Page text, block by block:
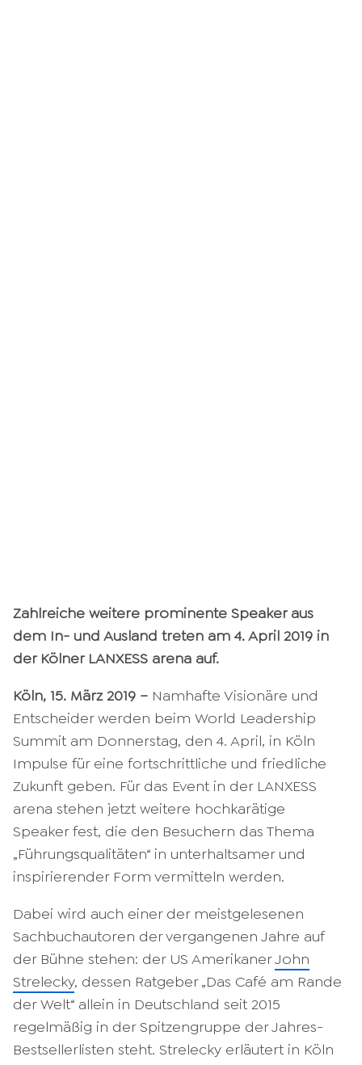
Zahlreiche weitere prominente Speaker aus
dem In- und Ausland treten am 4. April 2019 in
der Kölner LANXESS arena auf.
Köln, 15. März 2019 – Namhafte Visionäre und
Entscheider werden beim World Leadership
Summit am Donnerstag, den 4. April, in Köln
Impulse für eine fortschrittliche und friedliche
Zukunft geben. Für das Event in der LANXESS
arena stehen jetzt weitere hochkarätige
Speaker fest, die den Besuchern das Thema
„Führungsqualitäten“ in unterhaltsamer und
inspirierender Form vermitteln werden.
Dabei wird auch einer der meistgelesenen
Sachbuchautoren der vergangenen Jahre auf
der Bühne stehen: der US AmerikanerJohn
Strelecky, dessen Ratgeber „Das Café am Rande
der Welt“ allein in Deutschland seit 2015
regelmäßig in der Spitzengruppe der Jahres-
Bestsellerlisten steht. Strelecky erläutert in Köln